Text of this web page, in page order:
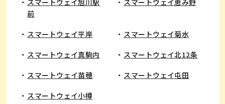
スマートウェイ旭川駅
前
スマートウェイ恵み野
​スマートウェイ平岸 スマートウェイ菊水
スマートウェイ真駒内 スマートウェイ北12条
スマートウェイ苗穂 スマートウェイ屯田
スマートウェイ小樽